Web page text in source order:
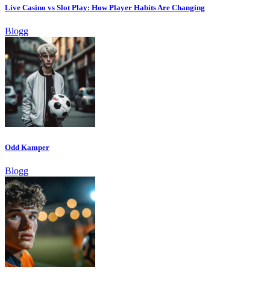
Live Casino vs Slot Play: How Player Habits Are Changing
Blogg
Odd Kamper
Blogg